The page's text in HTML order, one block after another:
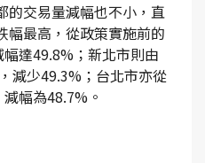
的交易量減幅也不小，直
幅最高，從政策實施前的
達49.8%；新北市則由
減少49.3%；台北市亦從
幅為48.7%。